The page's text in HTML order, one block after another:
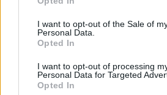
I want to opt-out of the Sale of
Personal Data.
Opted In
I want to opt-out of processing
Personal Data for Targeted
Opted In
Αξίζει να σημειωθεί ότι οι
κατηγορηθεί κατά το
αδικήματα, ενώ οι έρευνες
εξακρίβωση του εύρους της